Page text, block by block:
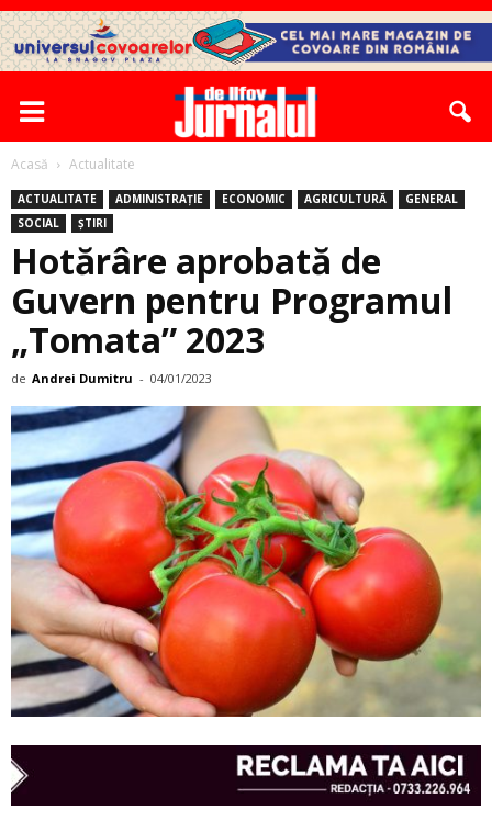
Acasă Actualitate
ACTUALITATE ADMINISTRAȚIE ECONOMIC AGRICULTURĂ
GENERAL
SOCIAL
ȘTIRI
Hotărâre aprobată de
Guvern pentru Programul
„Tomata” 2023
de Andrei Dumitru - 04/01/2023